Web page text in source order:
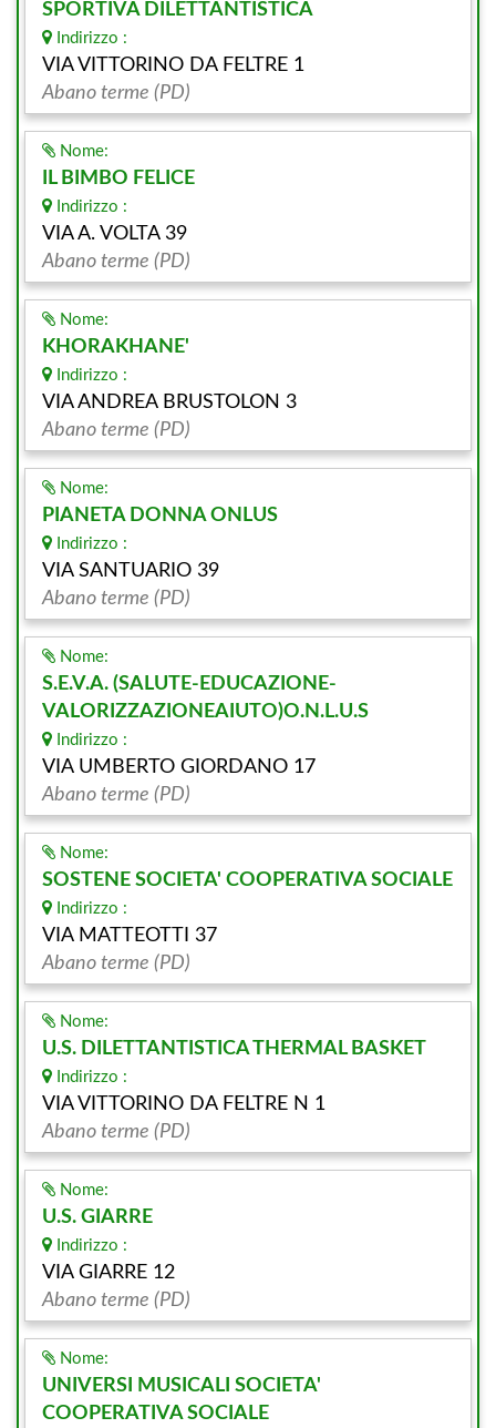
SPORTIVA DILETTANTISTICA
Indirizzo :
VIA VITTORINO DA FELTRE 1
Abano terme (PD)
Nome:
IL BIMBO FELICE
Indirizzo :
VIA A. VOLTA 39
Abano terme (PD)
Nome:
KHORAKHANE'
Indirizzo :
VIA ANDREA BRUSTOLON 3
Abano terme (PD)
Nome:
PIANETA DONNA ONLUS
Indirizzo :
VIA SANTUARIO 39
Abano terme (PD)
Nome:
S.E.V.A. (SALUTE-EDUCAZIONE-
VALORIZZAZIONEAIUTO)O.N.L.U.S
Indirizzo :
VIA UMBERTO GIORDANO 17
Abano terme (PD)
Nome:
SOSTENE SOCIETA' COOPERATIVA SOCIALE
Indirizzo :
VIA MATTEOTTI 37
Abano terme (PD)
Nome:
U.S. DILETTANTISTICA THERMAL BASKET
Indirizzo :
VIA VITTORINO DA FELTRE N 1
Abano terme (PD)
Nome:
U.S. GIARRE
Indirizzo :
VIA GIARRE 12
Abano terme (PD)
Nome:
UNIVERSI MUSICALI SOCIETA'
COOPERATIVA SOCIALE